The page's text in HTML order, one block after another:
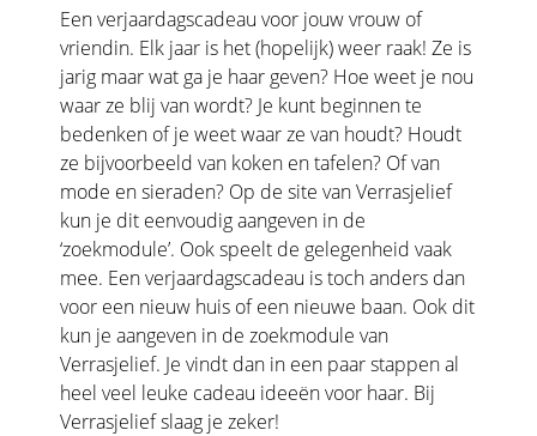
Een verjaardagscadeau voor jouw vrouw of
vriendin. Elk jaar is het (hopelijk) weer raak! Ze is
jarig maar wat ga je haar geven? Hoe weet je nou
waar ze blij van wordt? Je kunt beginnen te
bedenken of je weet waar ze van houdt? Houdt
ze bijvoorbeeld van koken en tafelen? Of van
mode en sieraden? Op de site van Verrasjelief
kun je dit eenvoudig aangeven in de
‘zoekmodule’. Ook speelt de gelegenheid vaak
mee. Een verjaardagscadeau is toch anders dan
voor een nieuw huis of een nieuwe baan. Ook dit
kun je aangeven in de zoekmodule van
Verrasjelief. Je vindt dan in een paar stappen al
heel veel leuke cadeau ideeën voor haar. Bij
Verrasjelief slaag je zeker!